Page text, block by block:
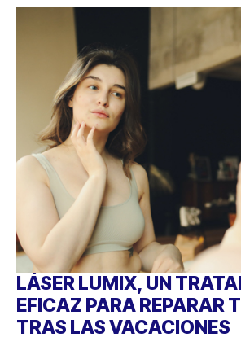
LÁSER LUMIX, UN
EFICAZ PARA REPARAR
TRAS LAS VACACIONES